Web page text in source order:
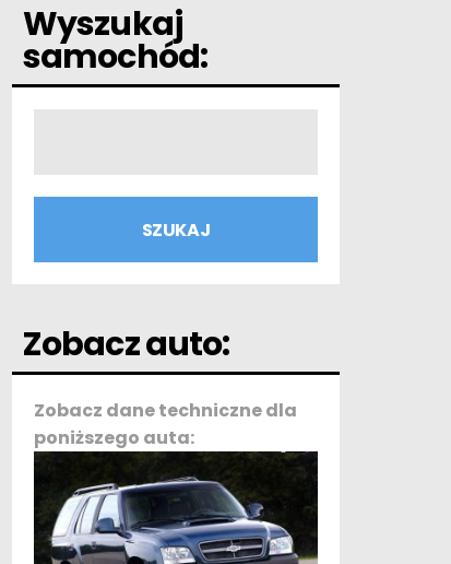
Wyszukaj
samochód:
Zobacz auto:
Zobacz dane techniczne dla
poniższego auta: